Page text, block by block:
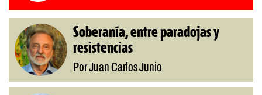
Soberanía, entre paradojas y
resistencias
Por Juan Carlos Junio